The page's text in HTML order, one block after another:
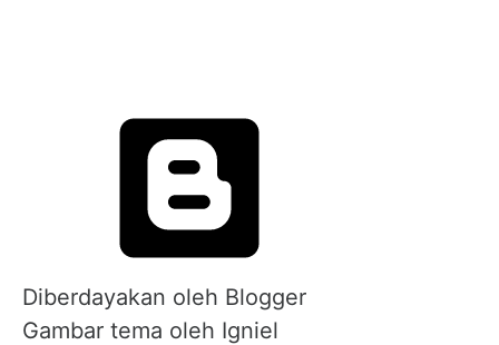
Diberdayakan oleh Blogger
Gambar tema oleh Igniel